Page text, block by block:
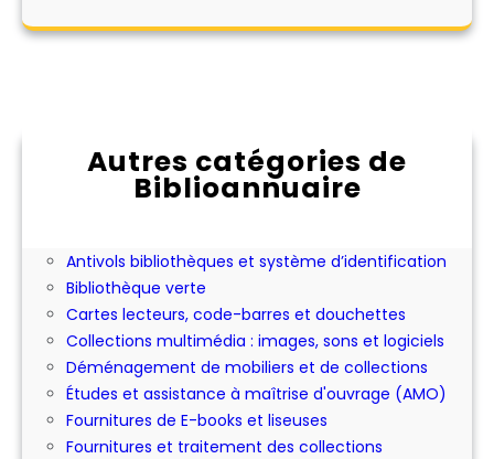
Autres catégories de
Biblioannuaire
Abonnement aux périodiques
Antivols bibliothèques et système d’identification
Bibliothèque verte
Cartes lecteurs, code-barres et douchettes
Collections multimédia : images, sons et logiciels
Déménagement de mobiliers et de collections
Études et assistance à maîtrise d'ouvrage (AMO)
Fournitures de E-books et liseuses
Fournitures et traitement des collections